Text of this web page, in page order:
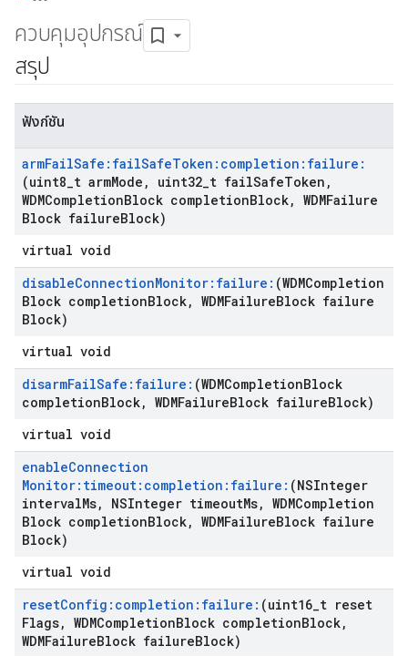
ควบคุมอุปกรณ์
สรุป
ฟังก์ชัน
armFailSafe:failSafeToken:completion:failure:
(uint8 t armMode , uint32 t failSafeToken ,
WDMCompletionBlock completionBlock, WDMFailure
Block failureBlock)
virtual void
disableConnectionMonitor:failure: (WDMCompletion
Block completionBlock, WDMFailureBlock failure
Block)
virtual void
disarmFailSafe:failure: (WDMCompletionBlock
completionBlock, WDMFailureBlock failureBlock)
virtual void
enableConnection
Monitor:timeout:completion:failure: (NSInteger
intervalMs, NSInteger timeoutMs, WDMCompletion
Block completionBlock, WDMFailureBlock failure
Block)
virtual void
resetConfig:completion:failure: (uint16 t reset
Flags, WDMCompletionBlock completionBlock,
WDMFailureBlock failureBlock)